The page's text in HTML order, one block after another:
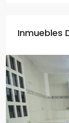
Inmuebles